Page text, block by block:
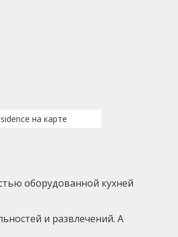
на карте
оборудованной кухней
и развлечений. А